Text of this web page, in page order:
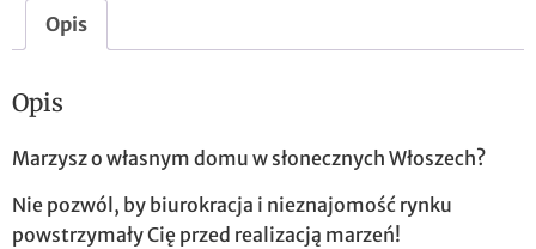
Opis
Opis
Marzysz o własnym domu w słonecznych Włoszech?
Nie pozwól, by biurokracja i nieznajomość rynku
powstrzymały Cię przed realizacją marzeń!